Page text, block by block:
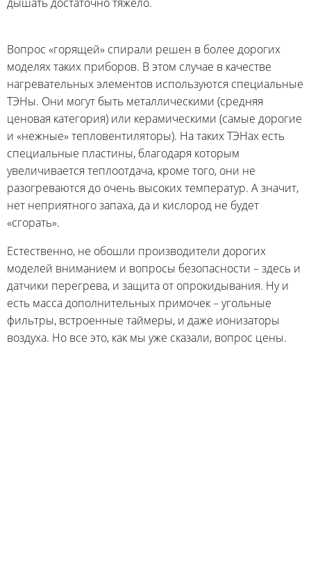
Вопрос «горящей» спирали решен в более дорогих
моделях таких приборов. В этом случае в качестве
нагревательных элементов используются специальные
ТЭНы. Они могут быть металлическими (средняя
ценовая категория) или керамическими (самые дорогие
и «нежные» тепловентиляторы). На таких ТЭНах есть
специальные пластины, благодаря которым
увеличивается теплоотдача, кроме того, они не
разогреваются до очень высоких температур. А значит,
нет неприятного запаха, да и кислород не будет
«сгорать».
Естественно, не обошли производители дорогих
моделей вниманием и вопросы безопасности – здесь и
датчики перегрева, и защита от опрокидывания. Ну и
есть масса дополнительных примочек – угольные
фильтры, встроенные таймеры, и даже ионизаторы
воздуха. Но все это, как мы уже сказали, вопрос цены.